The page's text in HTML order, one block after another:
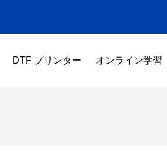
DTF プリンター オンライン学習